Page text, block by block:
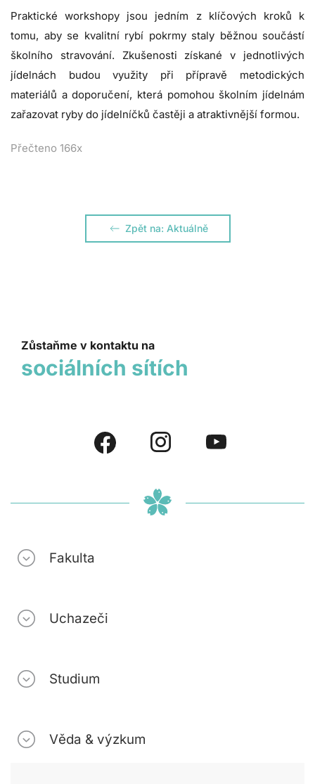
Praktické workshopy jsou jedním z klíčových kroků k
tomu, aby se kvalitní rybí pokrmy staly běžnou součástí
školního stravování. Zkušenosti získané v jednotlivých
jídelnách budou využity při přípravě metodických
materiálů a doporučení, která pomohou školním jídelnám
zařazovat ryby do jídelníčků častěji a atraktivnější formou.
Přečteno 166x
Zpět na: Aktuálně
Zůstaňme v kontaktu na
sociálních sítích
Fakulta
Uchazeči
Studium
Věda & výzkum